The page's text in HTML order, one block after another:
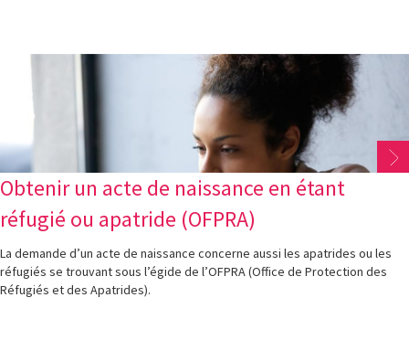
Obtenir un acte de naissance en étant
réfugié ou apatride (OFPRA)
La demande d’un acte de naissance concerne aussi les apatrides ou les
réfugiés se trouvant sous l’égide de l’OFPRA (Office de Protection des
Réfugiés et des Apatrides).